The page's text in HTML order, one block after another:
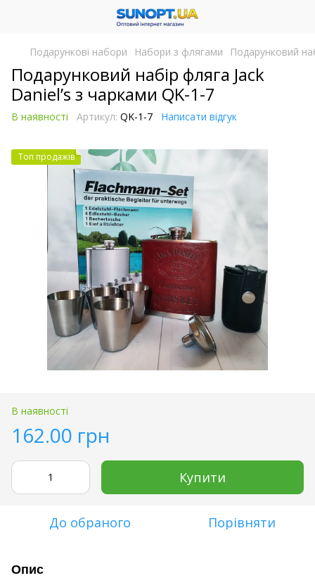
Подарункові набори Набори з флягами Подарунковий
Подарунковий набір фляга Jack
Daniel’s з чарками QK-1-7
В наявності Артикул: QK-1-7 Написати відгук
Топ продажів
В наявності
162.00 грн
Купити
До обраного Порівняти
Опис